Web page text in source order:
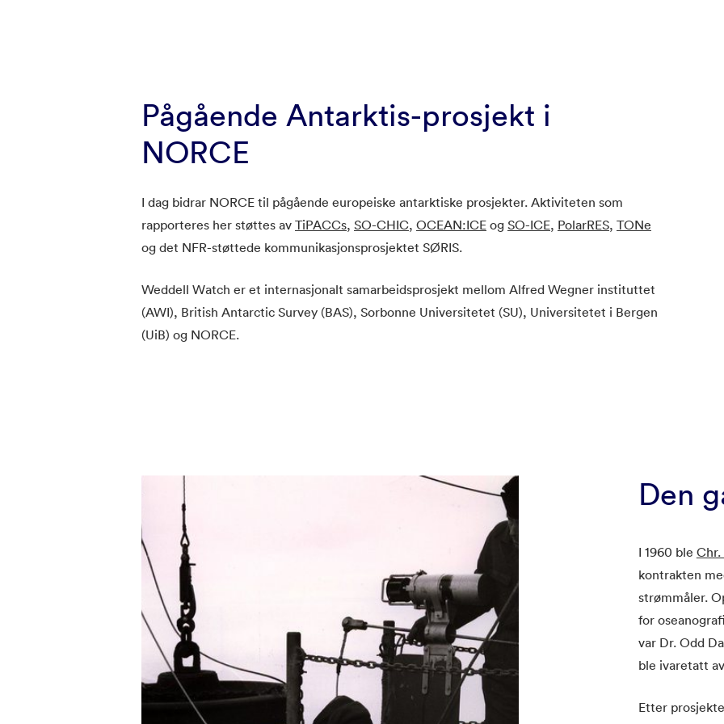
Pågående Antarktis-prosjekt i
NORCE
I dag bidrar NORCE til pågående europeiske antarktiske prosjekter. Aktiviteten som
rapporteres her støttes av TiPACCs, SO-CHIC, OCEAN:ICE og SO-ICE, PolarRES, TONe
og det NFR-støttede kommunikasjonsprosjektet SØRIS.
Weddell Watch er et internasjonalt samarbeidsprosjekt mellom Alfred Wegner instituttet
(AWI), British Antarctic Survey (BAS), Sorbonne Universitetet (SU), Universitetet i Bergen
(UiB) og NORCE.
Den
I 1960 ble Chr.
kontrakten
strømmåler.
for
var Dr. Odd
ble ivaretatt
Etter